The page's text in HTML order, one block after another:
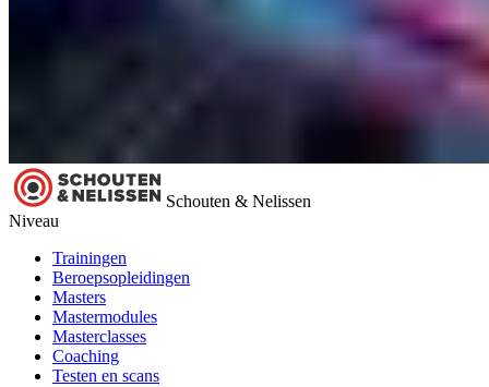
Schouten & Nelissen
Niveau
Trainingen
Beroepsopleidingen
Masters
Mastermodules
Masterclasses
Coaching
Testen en scans